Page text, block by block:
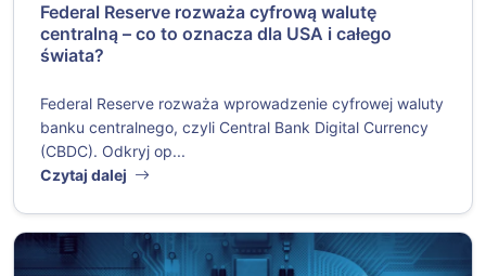
Federal Reserve rozważa cyfrową walutę
centralną – co to oznacza dla USA i całego
świata?
Federal Reserve rozważa wprowadzenie cyfrowej waluty
banku centralnego, czyli Central Bank Digital Currency
(CBDC). Odkryj op...
Czytaj dalej